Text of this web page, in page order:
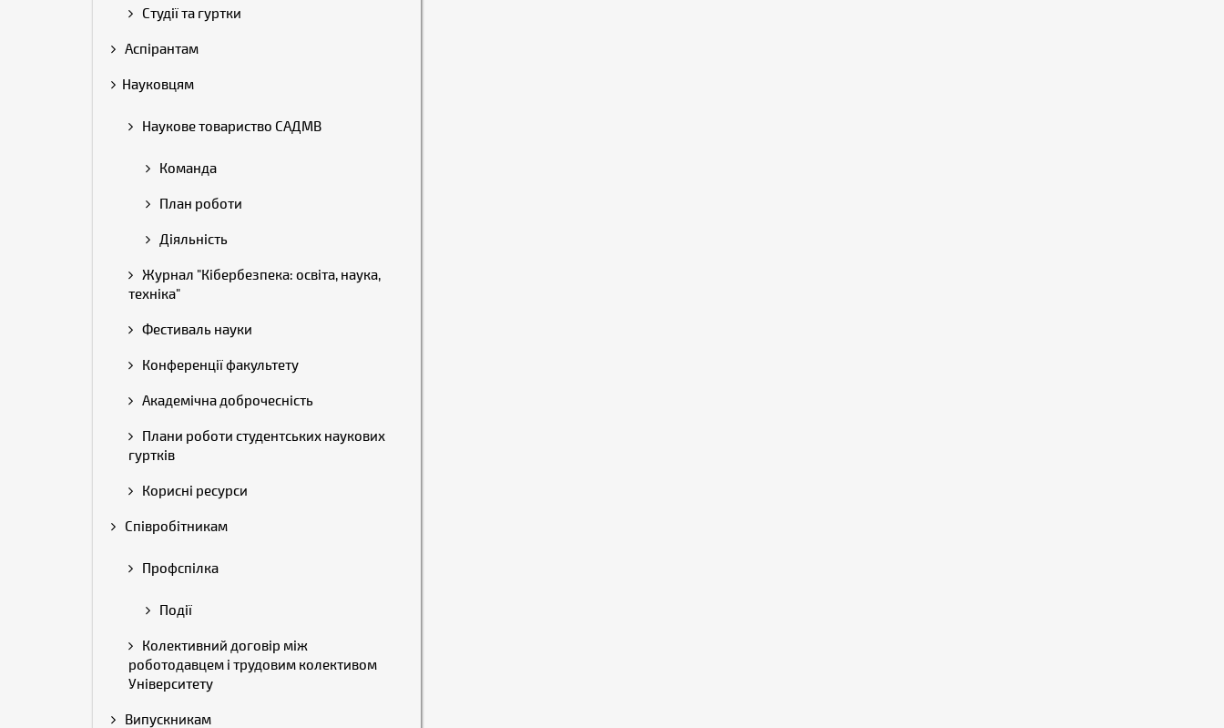
Студії та гуртки
Аспірантам
Науковцям
Наукове товариство САДМВ
Команда
План роботи
Діяльність
Журнал "Кібербезпека: освіта, наука,
техніка"
Фестиваль науки
Конференції факультету
Академічна доброчесність
Плани роботи студентських наукових
гуртків
Корисні ресурси
Співробітникам
Профспілка
Події
Колективний договір між
роботодавцем і трудовим колективом
Університету
Випускникам